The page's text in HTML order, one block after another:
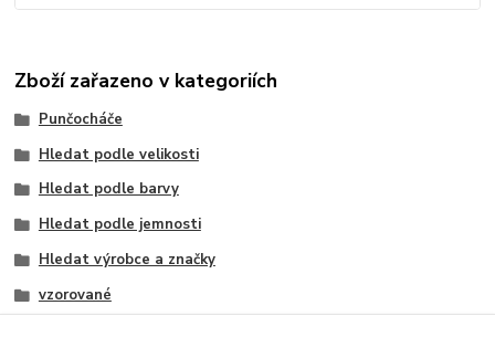
Zboží zařazeno v kategoriích
Punčocháče
Hledat podle velikosti
Hledat podle barvy
Hledat podle jemnosti
Hledat výrobce a značky
vzorované